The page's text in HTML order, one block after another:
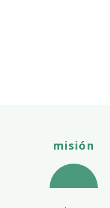
misión